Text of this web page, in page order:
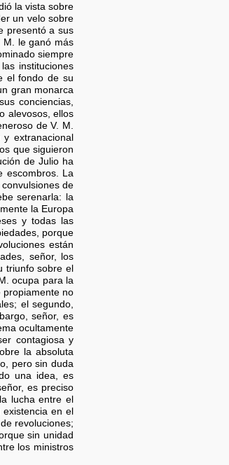
la vista sobre
un velo sobre
presentó a sus
M. le ganó más
siempre
instituciones
el fondo de su
gran monarca
conciencias,
alevosos, ellos
de V. M.
extranacional
que siguieron
de Julio ha
escombros. La
de
serenarla: la
la Europa
y todas las
porque
están
señor, los
triunfo sobre el
ocupa para la
propiamente no
el segundo,
señor, es
ocultamente
contagiosa y
la absoluta
pero sin duda
una idea, es
es preciso
lucha entre el
en el
revoluciones;
sin unidad
los ministros